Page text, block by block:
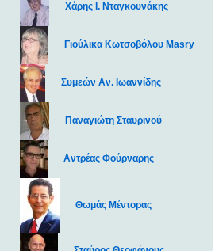
Χάρης Ι. Νταγκουνάκης
Γιούλικα Κωτσοβόλου Masry
Συμεών Αν. Ιωαννίδης
Παναγιώτη Σταυρινού
Αντρέας Φούρναρης
Θωμάς Μέντορας